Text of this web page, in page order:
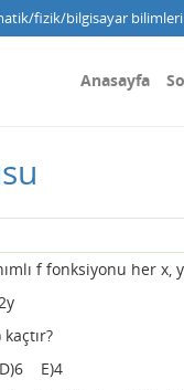
fizik/bilgisayar
Anasayfa
f fonksiyonu her x, y
E)4